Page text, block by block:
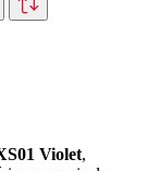
Violet,